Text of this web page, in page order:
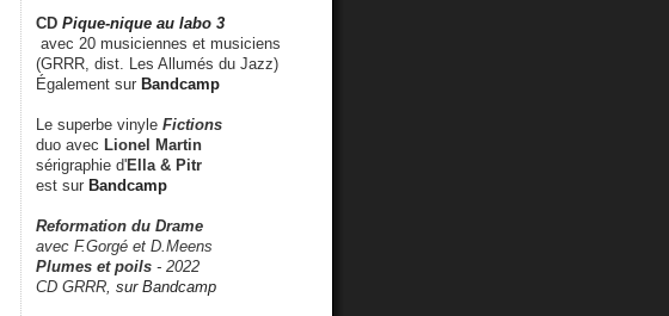
CD Pique-nique au labo 3
avec 20 musiciennes et musiciens
(GRRR, dist. Les Allumés du Jazz)
Également sur Bandcamp
Le superbe vinyle Fictions
duo avec Lionel Martin
sérigraphie d'Ella & Pitr
est sur Bandcamp
Reformation du Drame
avec F.Gorgé et D.Meens
Plumes et poils - 2022
CD GRRR, sur Bandcamp